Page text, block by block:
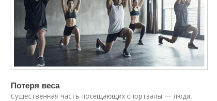
Потеря веса
Существенная часть посещающих спортзалы — люди,